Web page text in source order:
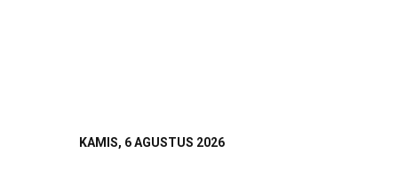
KAMIS, 6 AGUSTUS 2026